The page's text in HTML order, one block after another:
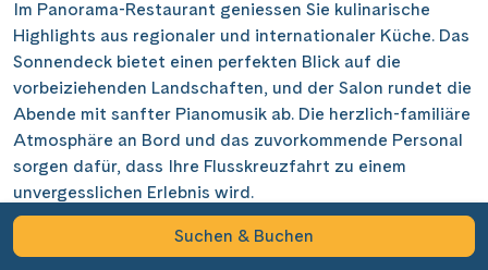
Im Panorama-Restaurant geniessen Sie kulinarische
Highlights aus regionaler und internationaler Küche. Das
Sonnendeck bietet einen perfekten Blick auf die
vorbeiziehenden Landschaften, und der Salon rundet die
Abende mit sanfter Pianomusik ab. Die herzlich-familiäre
Atmosphäre an Bord und das zuvorkommende Personal
sorgen dafür, dass Ihre Flusskreuzfahrt zu einem
unvergesslichen Erlebnis wird.
Nächste Reisedaten
29 März 2027
4 Juni 2027
28 Juni 2027
Verfügbar Auf Anfrage Ausgebucht
Nächste Reisedaten
9 Juni 2027
23 Juni 2027
19 September 2027
3 Oktober 2027
Verfügbar Auf Anfrage Ausgebucht
Nächste Reisedaten
19 September 2026
3 Oktober 2026
Verfügbar Auf Anfrage Ausgebucht
Nächste Reisedaten
9 Juni 2027
23 Juni 2027
19 September 2027
Verfügbar Auf Anfrage Ausgebucht
Nächste Reisedaten
30 Juni 2027
10 Juli 2027
20 Juli 2027
13 August 2027
23 August 2027
2 September 2027
Verfügbar Auf Anfrage Ausgebucht
Suchen & Buchen
Alle Sehenswürdigkeiten
Reiseart
Abfahrtshafen